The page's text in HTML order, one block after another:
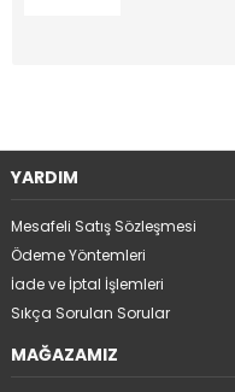
YARDIM
Mesafeli Satış Sözleşmesi
Ödeme Yöntemleri
İade ve İptal İşlemleri
Sıkça Sorulan Sorular
MAĞAZAMIZ